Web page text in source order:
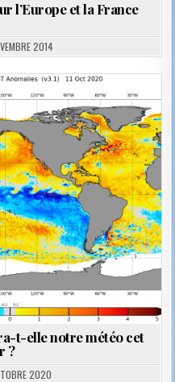
l’Europe et la France
2014
t-elle notre météo cet
?
2020